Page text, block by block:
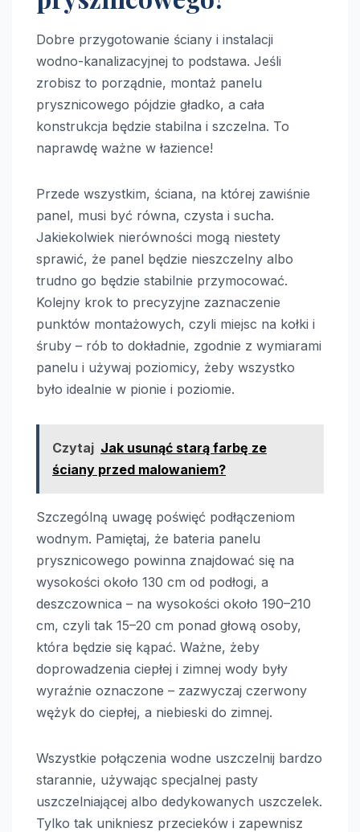
Dobre przygotowanie ściany i instalacji
wodno-kanalizacyjnej to podstawa. Jeśli
zrobisz to porządnie, montaż panelu
prysznicowego pójdzie gładko, a cała
konstrukcja będzie stabilna i szczelna. To
naprawdę ważne w łazience!
Przede wszystkim, ściana, na której zawiśnie
panel, musi być równa, czysta i sucha.
Jakiekolwiek nierówności mogą niestety
sprawić, że panel będzie nieszczelny albo
trudno go będzie stabilnie przymocować.
Kolejny krok to precyzyjne zaznaczenie
punktów montażowych, czyli miejsc na kołki i
śruby – rób to dokładnie, zgodnie z wymiarami
panelu i używaj poziomicy, żeby wszystko
było idealnie w pionie i poziomie.
Czytaj Jak usunąć starą farbę ze
ściany przed malowaniem?
Szczególną uwagę poświęć podłączeniom
wodnym. Pamiętaj, że bateria panelu
prysznicowego powinna znajdować się na
wysokości około 130 cm od podłogi, a
deszczownica – na wysokości około 190–210
cm, czyli tak 15–20 cm ponad głową osoby,
która będzie się kąpać. Ważne, żeby
doprowadzenia ciepłej i zimnej wody były
wyraźnie oznaczone – zazwyczaj czerwony
wężyk do ciepłej, a niebieski do zimnej.
Wszystkie połączenia wodne uszczelnij bardzo
starannie, używając specjalnej pasty
uszczelniającej albo dedykowanych uszczelek.
Tylko tak unikniesz przecieków i zapewnisz